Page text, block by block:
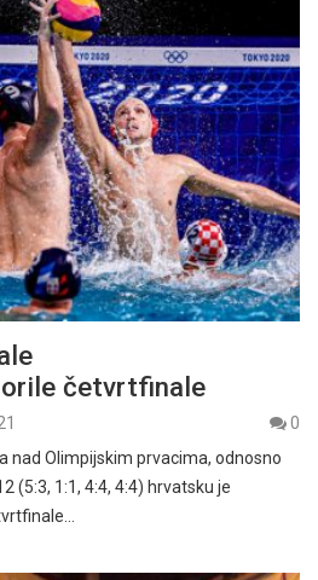
četvrtfinale
0
nad Olimpijskim prvacima, odnosno
(5:3, 1:1, 4:4, 4:4) hrvatsku je